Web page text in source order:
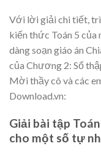
Với lời giải chi tiết,
kiến thức Toán 5 của
dàng soạn giáo án
của Chương 2: Số
Mời thầy cô và các
Download.vn:
Giải bài tập
cho một số tự